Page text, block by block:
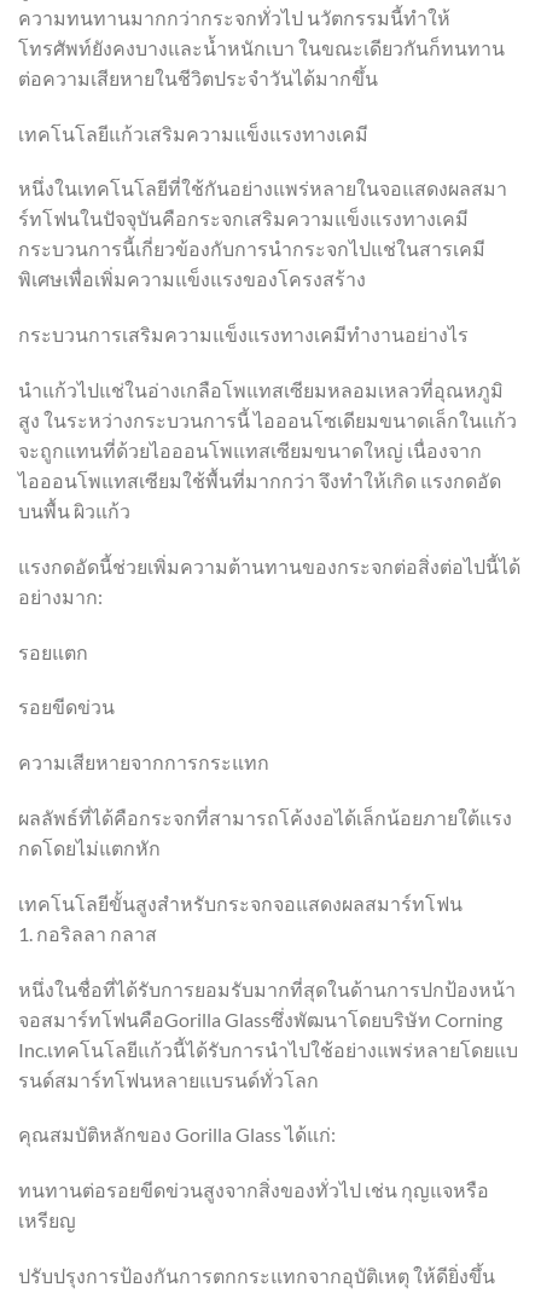
ความทนทานมากกว่ากระจกทั่วไป นวัตกรรมนี้ทำให้
โทรศัพท์ยังคงบางและน้ำหนักเบา ในขณะเดียวกันก็ทนทาน
ต่อความเสียหายในชีวิตประจำวันได้มากขึ้น
เทคโนโลยีแก้วเสริมความแข็งแรงทางเคมี
หนึ่งในเทคโนโลยีที่ใช้กันอย่างแพร่หลายในจอแสดงผลสมา
ร์ทโฟนในปัจจุบันคือกระจกเสริมความแข็งแรงทางเคมี
กระบวนการนี้เกี่ยวข้องกับการนำกระจกไปแช่ในสารเคมี
พิเศษเพื่อเพิ่มความแข็งแรงของโครงสร้าง
กระบวนการเสริมความแข็งแรงทางเคมีทำงานอย่างไร
นำแก้วไปแช่ในอ่างเกลือโพแทสเซียมหลอมเหลวที่อุณหภูมิ
สูง ในระหว่างกระบวนการนี้ ไอออนโซเดียมขนาดเล็กในแก้ว
จะถูกแทนที่ด้วยไอออนโพแทสเซียมขนาดใหญ่ เนื่องจาก
ไอออนโพแทสเซียมใช้พื้นที่มากกว่า จึงทำให้เกิด แรงกดอัด
บนพื้น ผิวแก้ว
แรงกดอัดนี้ช่วยเพิ่มความต้านทานของกระจกต่อสิ่งต่อไปนี้ได้
อย่างมาก:
รอยแตก
รอยขีดข่วน
ความเสียหายจากการกระแทก
ผลลัพธ์ที่ได้คือกระจกที่สามารถโค้งงอได้เล็กน้อยภายใต้แรง
กดโดยไม่แตกหัก
เทคโนโลยีขั้นสูงสำหรับกระจกจอแสดงผลสมาร์ทโฟน
1. กอริลลา กลาส
หนึ่งในชื่อที่ได้รับการยอมรับมากที่สุดในด้านการปกป้องหน้า
จอสมาร์ทโฟนคือGorilla Glassซึ่งพัฒนาโดยบริษัท Corning
Inc.เทคโนโลยีแก้วนี้ได้รับการนำไปใช้อย่างแพร่หลายโดยแบ
รนด์สมาร์ทโฟนหลายแบรนด์ทั่วโลก
คุณสมบัติหลักของ Gorilla Glass ได้แก่:
ทนทานต่อรอยขีดข่วนสูงจากสิ่งของทั่วไป เช่น กุญแจหรือ
เหรียญ
ปรับปรุงการป้องกันการตกกระแทกจากอุบัติเหตุ ให้ดียิ่งขึ้น